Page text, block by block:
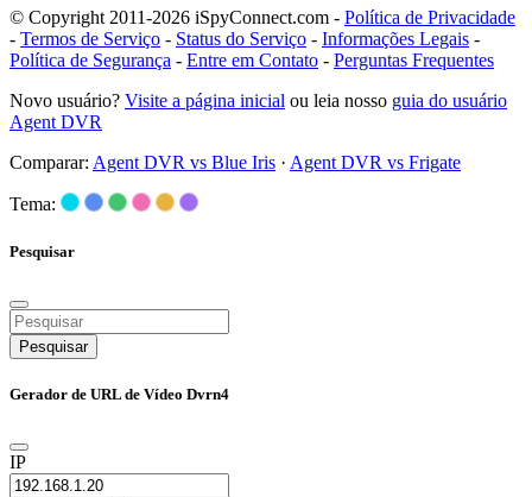
© Copyright 2011-2026 iSpyConnect.com - Política de Privacidade
- Termos de Serviço - Status do Serviço - Informações Legais -
Política de Segurança - Entre em Contato - Perguntas Frequentes
Novo usuário? Visite a página inicial ou leia nosso guia do usuário
Agent DVR
Comparar: Agent DVR vs Blue Iris · Agent DVR vs Frigate
Tema:
Pesquisar
Pesquisar
Gerador de URL de Vídeo Dvrn4
IP